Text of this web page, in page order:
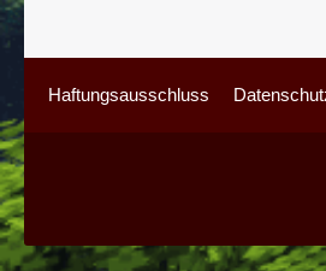
Haftungsausschluss